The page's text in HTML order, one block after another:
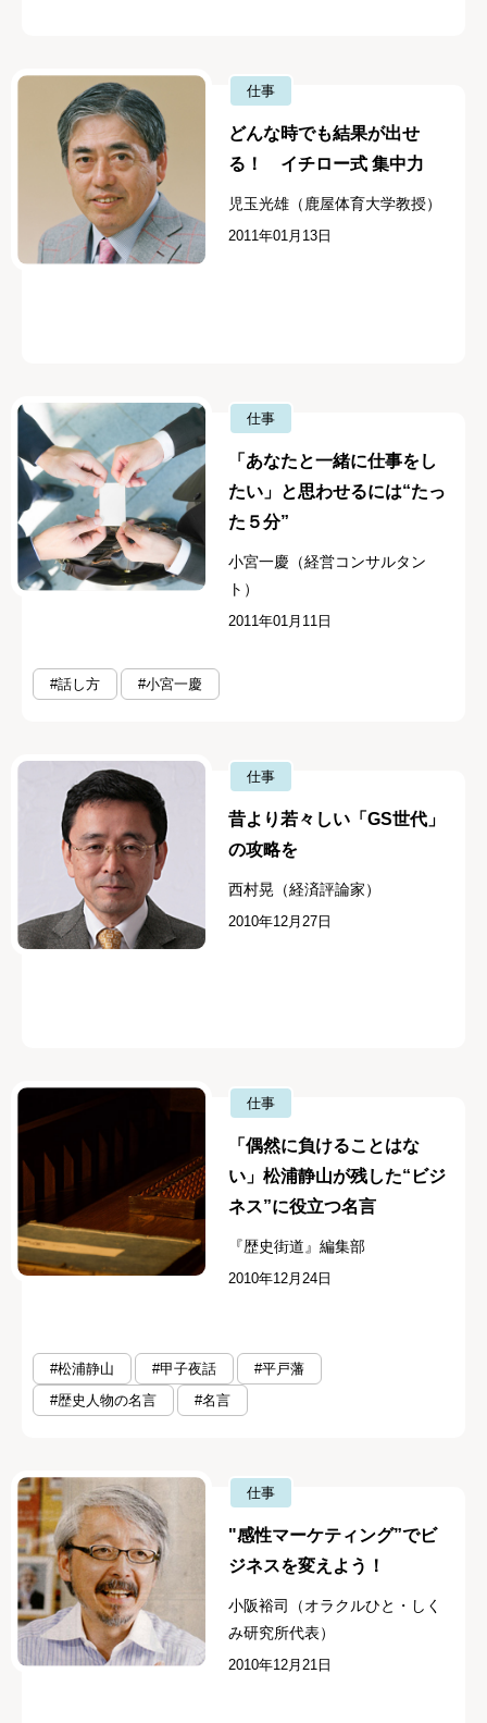
仕事
どんな時でも結果が出せ
る！ イチロー式 集中力
児玉光雄（鹿屋体育大学教授）
2011年01月13日
仕事
「あなたと一緒に仕事をし
たい」と思わせるには“たっ
た５分”
小宮一慶（経営コンサルタン
ト）
2011年01月11日
#話し方 #小宮一慶
仕事
昔より若々しい「GS世代」
の攻略を
西村晃（経済評論家）
2010年12月27日
仕事
「偶然に負けることはな
い」松浦静山が残した“ビジ
ネス”に役立つ名言
『歴史街道』編集部
2010年12月24日
#松浦静山 #甲子夜話
#平戸藩
#歴史人物の名言
#名言
仕事
"感性マーケティング”でビ
ジネスを変えよう！
小阪裕司（オラクルひと・しく
み研究所代表）
2010年12月21日